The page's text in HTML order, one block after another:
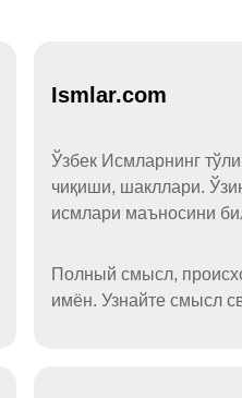
Ismlar.com
Ўзбек Исмларнинг
чиқиши, шакллари.
исмлари маъносини
Полный смысл,
имён. Узнайте смысл